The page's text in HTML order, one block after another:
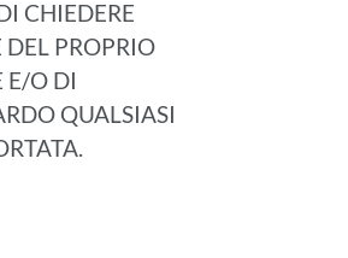
CHIEDERE
DEL PROPRIO
E/O DI
QUALSIASI